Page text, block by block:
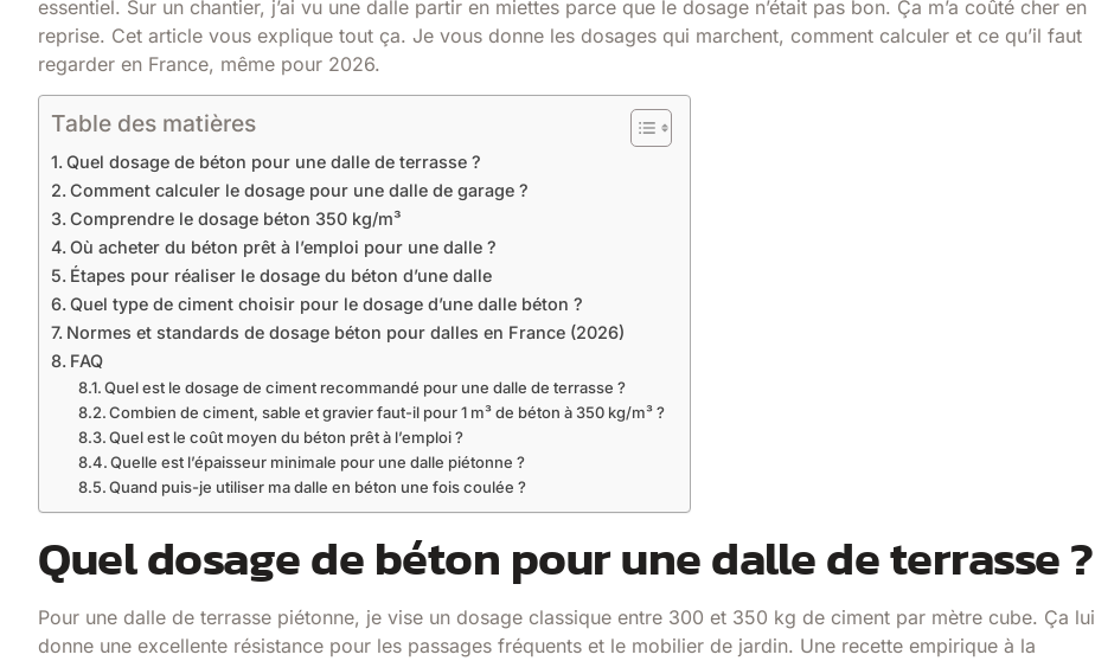
essentiel. Sur un chantier, j’ai vu une dalle partir en miettes parce que le dosage n’était pas bon. Ça m’a coûté cher en
reprise. Cet article vous explique tout ça. Je vous donne les dosages qui marchent, comment calculer et ce qu’il faut
regarder en France, même pour 2026.
Table des matières
Quel dosage de béton pour une dalle de terrasse ?
Comment calculer le dosage pour une dalle de garage ?
Comprendre le dosage béton 350 kg/m³
Où acheter du béton prêt à l’emploi pour une dalle ?
Étapes pour réaliser le dosage du béton d’une dalle
Quel type de ciment choisir pour le dosage d’une dalle béton ?
Normes et standards de dosage béton pour dalles en France (2026)
FAQ
Quel est le dosage de ciment recommandé pour une dalle de terrasse ?
Combien de ciment, sable et gravier faut-il pour 1 m³ de béton à 350 kg/m³ ?
Quel est le coût moyen du béton prêt à l’emploi ?
Quelle est l’épaisseur minimale pour une dalle piétonne ?
Quand puis-je utiliser ma dalle en béton une fois coulée ?
Quel dosage de béton pour une dalle de terrasse ?
Pour une dalle de terrasse piétonne, je vise un dosage classique entre 300 et 350 kg de ciment par mètre cube. Ça lui
donne une excellente résistance pour les passages fréquents et le mobilier de jardin. Une recette empirique à la